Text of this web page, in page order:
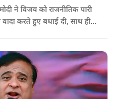
ने विजय को राजनीतिक पारी
करते हुए बधाई दी, साथ ही